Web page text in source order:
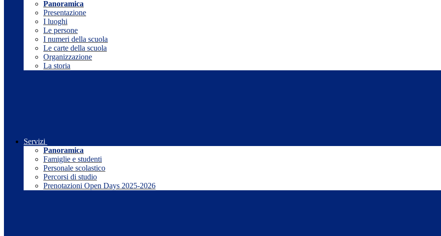
Panoramica
Presentazione
I luoghi
Le persone
I numeri della scuola
Le carte della scuola
Organizzazione
La storia
Servizi
Panoramica
Famiglie e studenti
Personale scolastico
Percorsi di studio
Prenotazioni Open Days 2025-2026